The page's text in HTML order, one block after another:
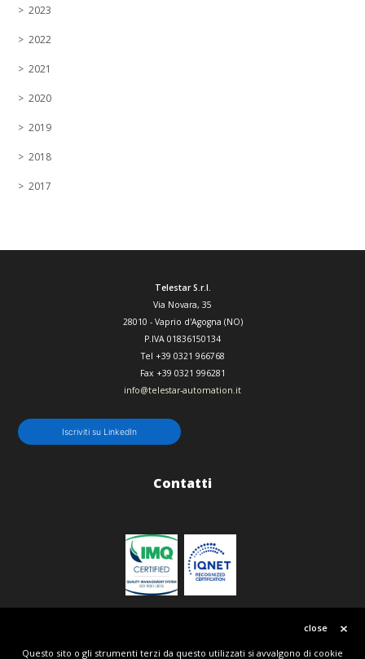
2023
2022
2021
2020
2019
2018
2017
Contatti
Telestar S.r.l.
Via Novara, 35
28010 - Vaprio d'Agogna (NO)
P.IVA 01836150134
Tel +39 0321 966768
Fax +39 0321 996281
info@telestar-automation.it
Iscriviti su LinkedIn
close
Questo sito o gli strumenti terzi da questo utilizzati si avvalgono di cookie